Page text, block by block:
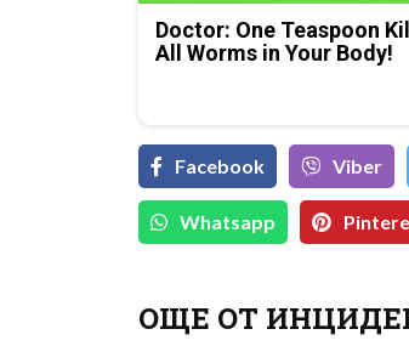
Doctor: One Teaspoon
All Worms in Your Body!
Facebook Viber
Whatsapp
ОЩЕ ОТ